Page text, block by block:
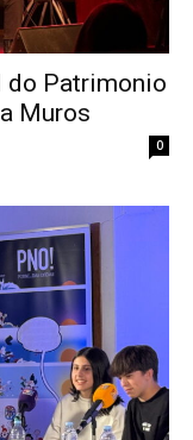
do Patrimonio
Muros
0